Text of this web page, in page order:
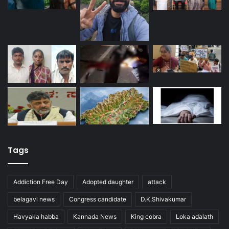
Tags
Addiction Free Day Adopted daughter attack
belagavi news Congress candidate D.K.Shivakumar
Havyaka habba Kannada News King cobra Loka adalath